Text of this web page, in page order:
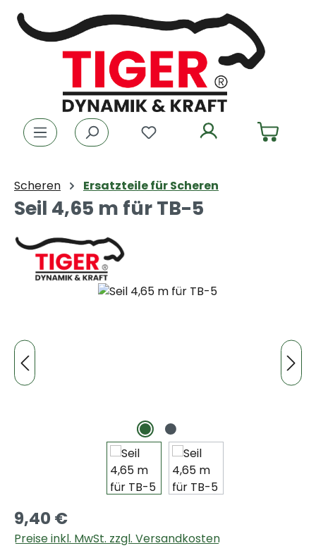
Zum Hauptinhalt springen
Du hast 0 Produkte auf
Scheren Ersatzteile für Scheren
Seil 4,65 m für TB-5
Bildergalerie überspringen
9,40 €
Preise inkl. MwSt. zzgl. Versandkosten